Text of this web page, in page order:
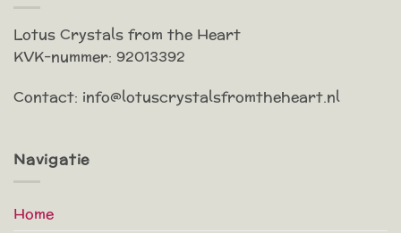
Lotus Crystals from the Heart
KVK-nummer: 92013392
Contact: info@lotuscrystalsfromtheheart.nl
Navigatie
Home